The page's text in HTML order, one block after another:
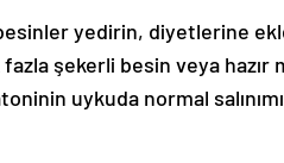
yedirin, diyetlerine
fazla şekerli besin veya
uykuda normal